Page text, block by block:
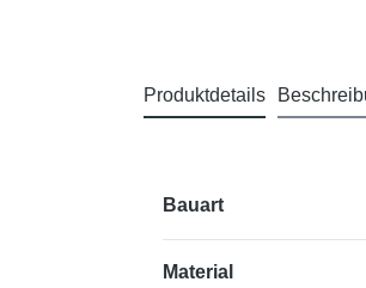
Produktdetails
Bauart
Material